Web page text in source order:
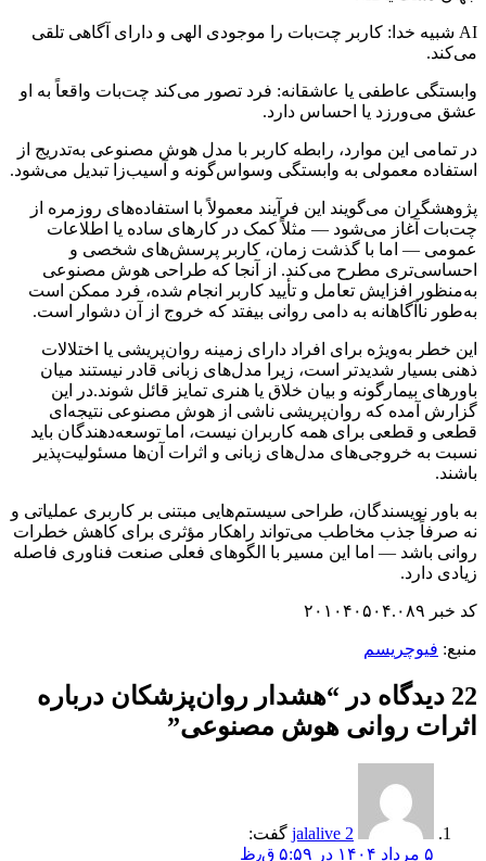
AI شبیه خدا: کاربر چت‌بات را موجودی الهی و دارای آگاهی تلقی
می‌کند.
وابستگی عاطفی یا عاشقانه: فرد تصور می‌کند چت‌بات واقعاً به او
عشق می‌ورزد یا احساس دارد.
در تمامی این موارد، رابطه‌ کاربر با مدل هوش مصنوعی به‌تدریج از
استفاده معمولی به وابستگی وسواس‌گونه و آسیب‌زا تبدیل می‌شود.
پژوهشگران می‌گویند این فرآیند معمولاً با استفاده‌های روزمره از
چت‌بات آغاز می‌شود — مثلاً کمک در کارهای ساده یا اطلاعات
عمومی — اما با گذشت زمان، کاربر پرسش‌های شخصی و
احساسی‌تری مطرح می‌کند. از آنجا که طراحی هوش مصنوعی
به‌منظور افزایش تعامل و تأیید کاربر انجام شده، فرد ممکن است
به‌طور ناآگاهانه به دامی روانی بیفتد که خروج از آن دشوار است.
این خطر به‌ویژه برای افراد دارای زمینه روان‌پریشی یا اختلالات
ذهنی بسیار شدیدتر است، زیرا مدل‌های زبانی قادر نیستند میان
باورهای بیمارگونه و بیان خلاق یا هنری تمایز قائل شوند.در این
گزارش آمده که روان‌پریشی ناشی از هوش مصنوعی نتیجه‌ای
قطعی و قطعی برای همه کاربران نیست، اما توسعه‌دهندگان باید
نسبت به خروجی‌های مدل‌های زبانی و اثرات آن‌ها مسئولیت‌پذیر
باشند.
به باور نویسندگان، طراحی سیستم‌هایی مبتنی بر کاربری عملیاتی و
نه صرفاً جذب مخاطب می‌تواند راهکار مؤثری برای کاهش خطرات
روانی باشد — اما این مسیر با الگوهای فعلی صنعت فناوری فاصله
زیادی دارد.
کد خبر ۲۰۱۰۴۰۵۰۴.۰۸۹
منبع: فیوچریسم
22 دیدگاه در “
هشدار روان‌پزشکان درباره
اثرات روانی هوش مصنوعی”
jalalive 2 گفت:
۵ مرداد ۱۴۰۴ در ۵:۵۹ ق٫ظ